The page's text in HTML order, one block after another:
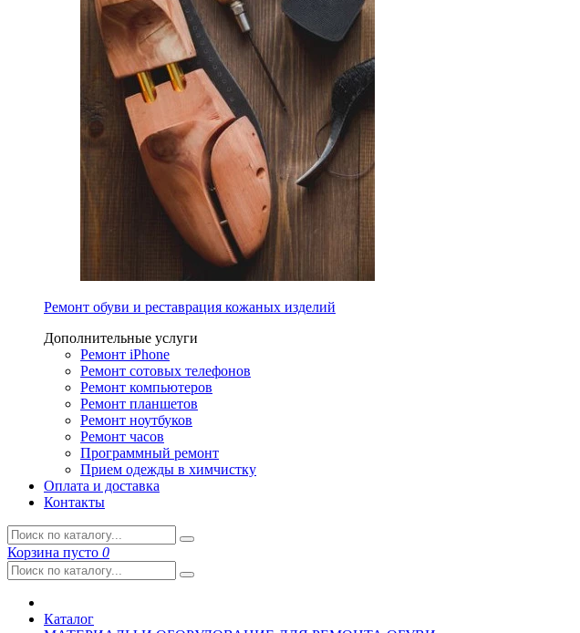
Ремонт обуви и реставрация кожаных изделий
Дополнительные услуги
Ремонт iPhone
Ремонт сотовых телефонов
Ремонт компьютеров
Ремонт планшетов
Ремонт ноутбуков
Ремонт часов
Программный ремонт
Прием одежды в химчистку
Оплата и доставка
Контакты
Корзина пусто 0
Каталог